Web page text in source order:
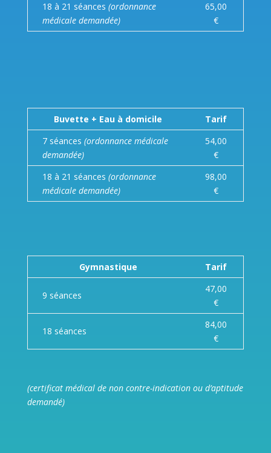
18 à 21 séances (ordonnance
médicale demandée)
65,00
€
Buvette + Eau à domicile
Tarif
7 séances (ordonnance médicale
demandée)
54,00
€
18 à 21 séances (ordonnance
médicale demandée)
98,00
€
Gymnastique Tarif
9 séances
47,00
€
18 séances
84,00
€
(certificat médical de non contre-indication ou d’aptitude
demandé)